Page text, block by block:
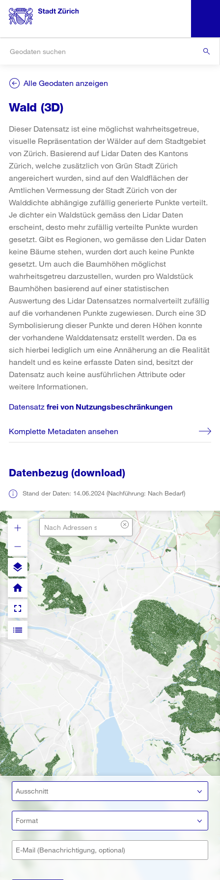
Alle Geodaten anzeigen
Wald (3D)
Dieser Datensatz ist eine möglichst wahrheitsgetreue,
visuelle Repräsentation der Wälder auf dem Stadtgebiet
von Zürich. Basierend auf Lidar Daten des Kantons
Zürich, welche zusätzlich von Grün Stadt Zürich
angereichert wurden, sind auf den Waldflächen der
Amtlichen Vermessung der Stadt Zürich von der
Walddichte abhängige zufällig generierte Punkte verteilt.
Je dichter ein Waldstück gemäss den Lidar Daten
erscheint, desto mehr zufällig verteilte Punkte wurden
gesetzt. Gibt es Regionen, wo gemässe den Lidar Daten
keine Bäume stehen, wurden dort auch keine Punkte
gesetzt. Um auch die Baumhöhen möglichst
wahrheitsgetreu darzustellen, wurden pro Waldstück
Baumhöhen basierend auf einer statistischen
Auswertung des Lidar Datensatzes normalverteilt zufällig
auf die vorhandenen Punkte zugewiesen. Durch eine 3D
Symbolisierung dieser Punkte und deren Höhen konnte
der vorhandene Walddatensatz erstellt werden. Da es
sich hierbei lediglich um eine Annäherung an die Realität
handelt und es keine erfasste Daten sind, besitzt der
Datensatz auch keine ausführlichen Attribute oder
weitere Informationen.
Datensatz frei von Nutzungsbeschränkungen
Komplette Metadaten ansehen
Datenbezug (download)
Stand der Daten: 14.06.2024 (Nachführung: Nach Bedarf)
layers
fullscreen
home
list
Ausschnitt
Format
E-Mail (Benachrichtigung, optional)